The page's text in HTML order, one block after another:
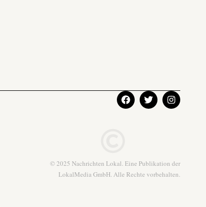
© 2025 Nachrichten Lokal. Eine Publikation der
LokalMedia GmbH. Alle Rechte vorbehalten.